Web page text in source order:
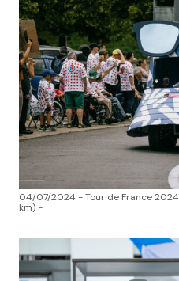
04/07/2024 - Tour de France
km) -